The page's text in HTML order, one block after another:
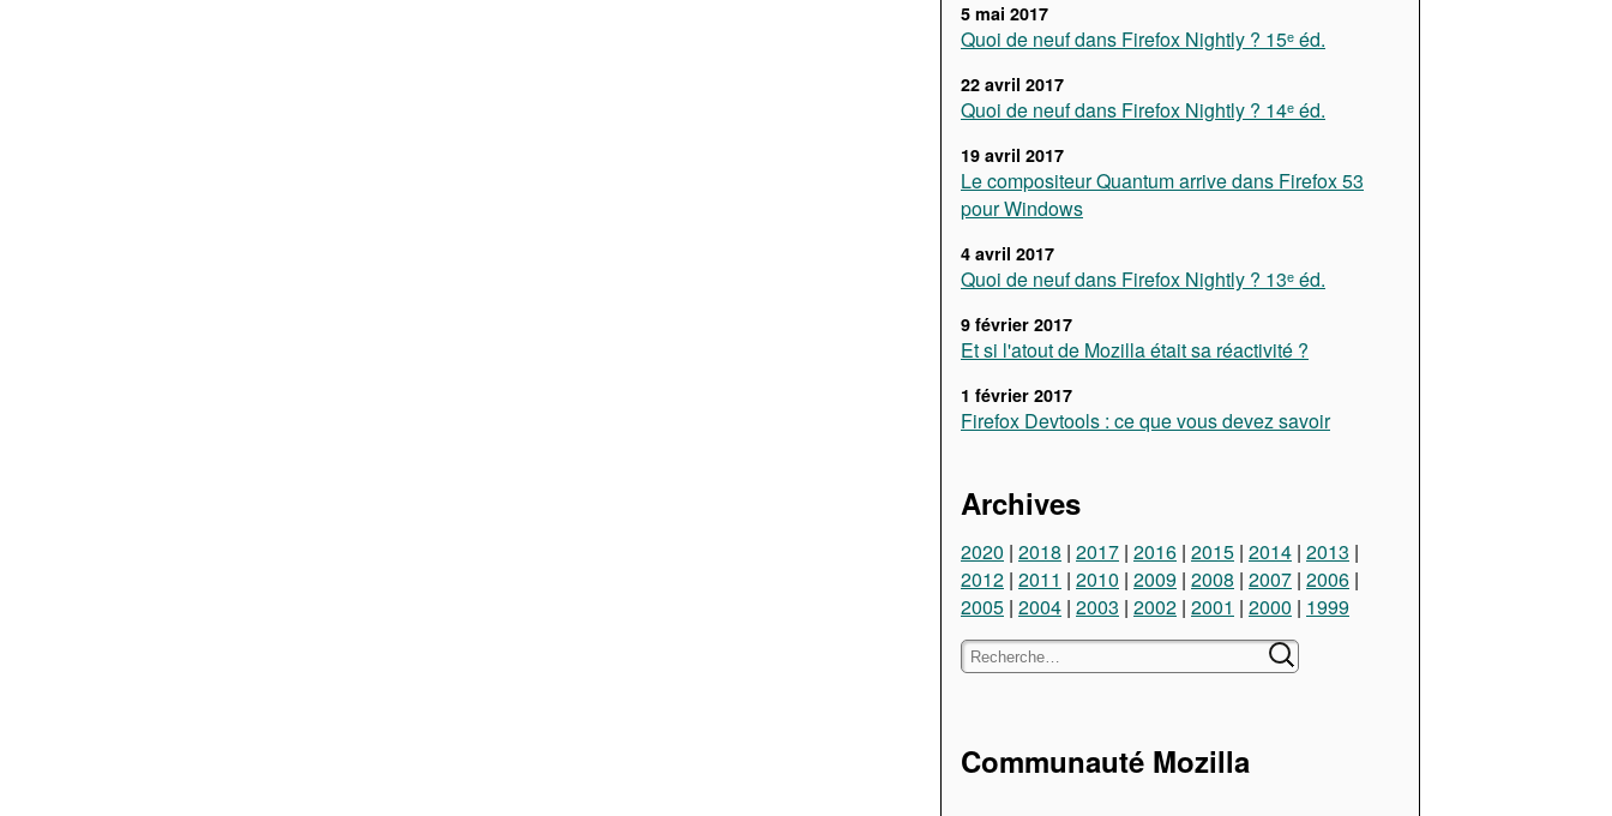
5 mai 2017
Quoi de neuf dans Firefox Nightly ? 15ᵉ éd.
22 avril 2017
Quoi de neuf dans Firefox Nightly ? 14ᵉ éd.
19 avril 2017
Le compositeur Quantum arrive dans Firefox 53
pour Windows
4 avril 2017
Quoi de neuf dans Firefox Nightly ? 13ᵉ éd.
9 février 2017
Et si l'atout de Mozilla était sa réactivité ?
1 février 2017
Firefox Devtools : ce que vous devez savoir
Archives
2020 2018 2017 2016 2015 2014 2013
2012 2011 2010 2009 2008 2007 2006
2005 2004 2003 2002 2001 2000 1999
Communauté Mozilla